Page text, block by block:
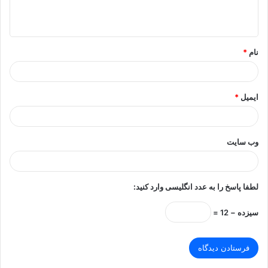
*
نام *
ایمیل *
وب‌ سایت
لطفا پاسخ را به عدد انگلیسی وارد کنید:
سیزده − 12 =